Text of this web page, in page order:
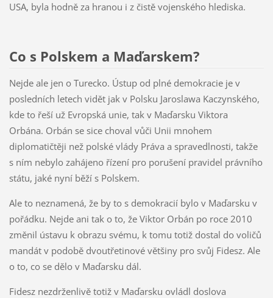
USA, byla hodně za hranou i z čistě vojenského hlediska.
Co s Polskem a Maďarskem?
Nejde ale jen o Turecko. Ústup od plné demokracie je v
posledních letech vidět jak v Polsku Jaroslawa Kaczynského,
kde to řeší už Evropská unie, tak v Maďarsku Viktora
Orbána. Orbán se sice choval vůči Unii mnohem
diplomatičtěji než polské vlády Práva a spravedlnosti, takže
s ním nebylo zahájeno řízení pro porušení pravidel právního
státu, jaké nyní běží s Polskem.
Ale to neznamená, že by to s demokracií bylo v Maďarsku v
pořádku. Nejde ani tak o to, že Viktor Orbán po roce 2010
změnil ústavu k obrazu svému, k tomu totiž dostal do voličů
mandát v podobě dvoutřetinové většiny pro svůj Fidesz. Ale
o to, co se dělo v Maďarsku dál.
Fidesz nezdrženlivě totiž v Maďarsku ovládl doslova